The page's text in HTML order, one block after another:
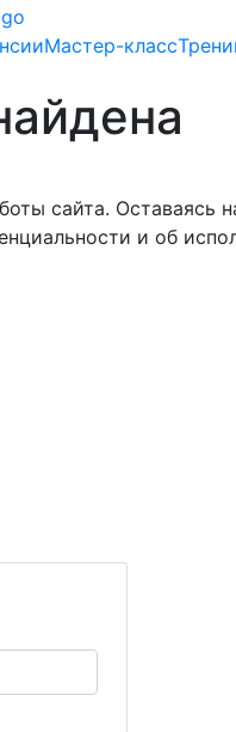
Мастер-класс
сайта. Оставаясь
и об